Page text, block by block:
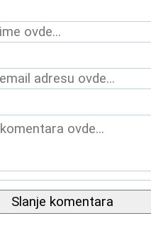
Slanje komentara